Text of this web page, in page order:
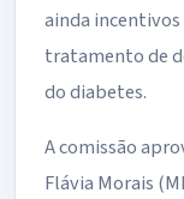
ainda
tratamento de
do diabetes.
A comissão
Flávia Morais